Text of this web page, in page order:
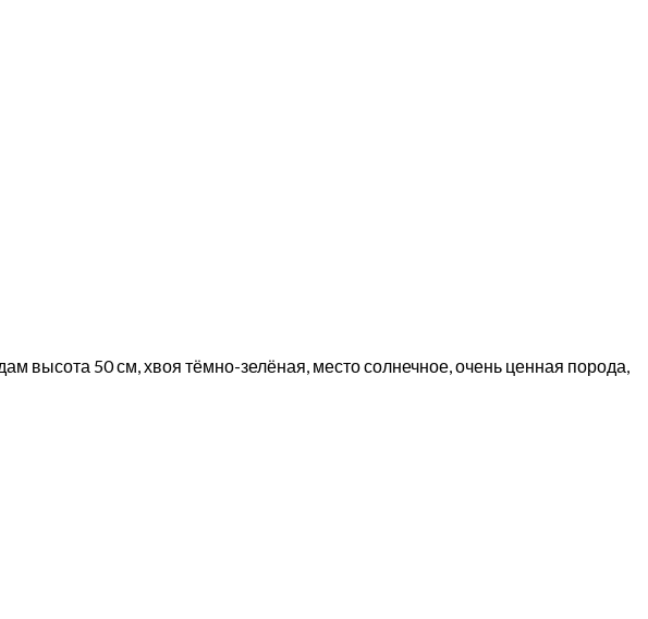
высота 50 см, хвоя тёмно-зелёная, место солнечное, очень ценная порода,